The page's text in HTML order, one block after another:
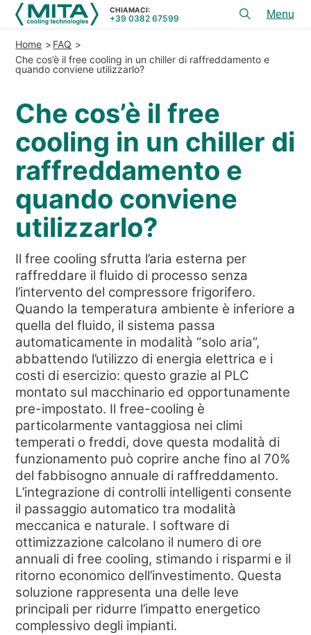
REFERENZE
NEWS & EVENTI
CHI SIAMO
SOSTENIBILITÀ
ARTICOLI TECNICI
AREA RISERVATA
IT EN FR DE PL
CHIAMACI:
+39 0382 67599
menu
PRODOTTI
SERVIZI E CONSULENZA
SERVICE
RISORSE
CONTATTI
CHIAMACI: +39 0382 67599
Home
FAQ
Che cos’è il free cooling in un chiller di raffreddamento e
quando conviene utilizzarlo?
Che cos’è il free
cooling in un chiller di
raffreddamento e
quando conviene
utilizzarlo?
Il free cooling sfrutta l’aria esterna per
raffreddare il fluido di processo senza
l’intervento del compressore frigorifero.
Quando la temperatura ambiente è inferiore a
quella del fluido, il sistema passa
automaticamente in modalità “solo aria”,
abbattendo l’utilizzo di energia elettrica e i
costi di esercizio: questo grazie al PLC
montato sul macchinario ed opportunamente
pre-impostato. Il free-cooling è
particolarmente vantaggiosa nei climi
temperati o freddi, dove questa modalità di
funzionamento può coprire anche fino al 70%
del fabbisogno annuale di raffreddamento.
L’integrazione di controlli intelligenti consente
il passaggio automatico tra modalità
meccanica e naturale. I software di
ottimizzazione calcolano il numero di ore
annuali di free cooling, stimando i risparmi e il
ritorno economico dell’investimento. Questa
soluzione rappresenta una delle leve
principali per ridurre l’impatto energetico
complessivo degli impianti.